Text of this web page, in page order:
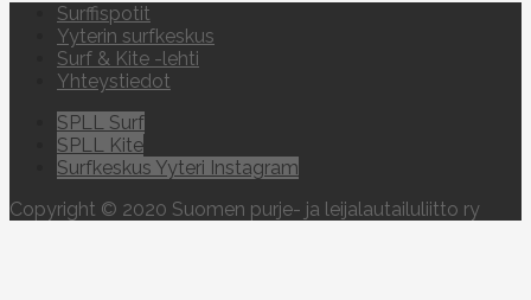
Surffispotit
Yyterin surfkeskus
Surf & Kite -lehti
Yhteystiedot
SPLL Surf
SPLL Kite
Surfkeskus Yyteri Instagram
Copyright © 2020 Suomen purje- ja leijalautailuliitto ry